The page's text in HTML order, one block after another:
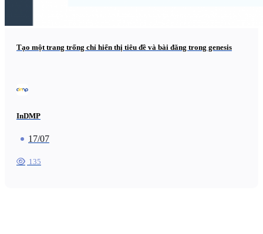
Tạo một trang trống chỉ hiển thị tiêu đề và bài đăng trong genesis
InDMP
17/07
135